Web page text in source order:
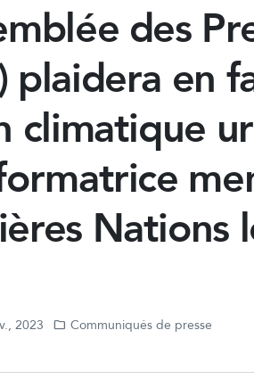
des
plaidera en
climatique
Nations
2023 Communiqués de presse